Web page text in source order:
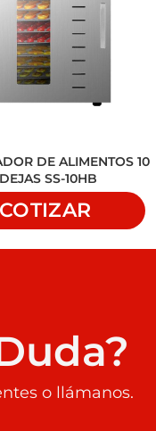
DE ALIMENTOS 10
SS-10HB
COTIZAR
o llámanos.